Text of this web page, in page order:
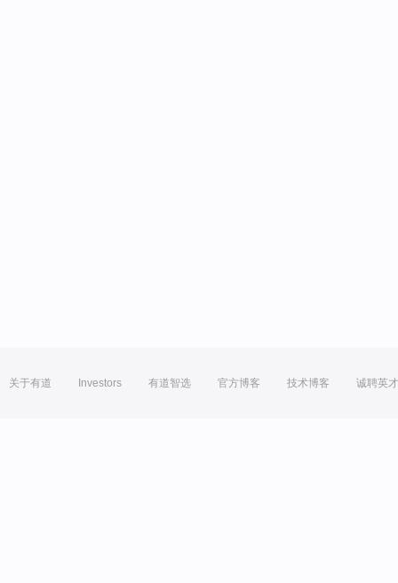
关于有道 Investors 有道智选 官方博客 技术博客 诚聘英才